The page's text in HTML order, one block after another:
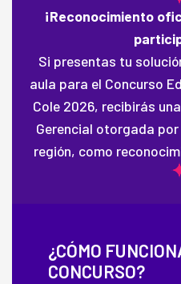
¡Reconocimiento
Si presentas tu
aula para el Concurso
Cole 2026, recibirás
Gerencial otorgada por
región, como
¿CÓMO
CONCURSO?